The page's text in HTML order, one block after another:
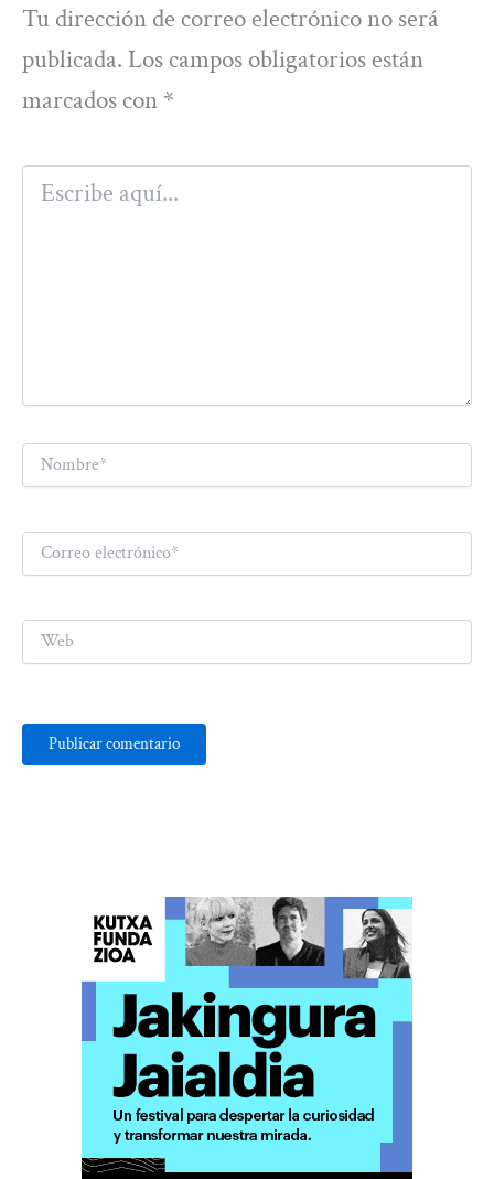
Tu dirección de correo electrónico no será
publicada. Los campos obligatorios están
marcados con *
Escribe
aquí...
Nombre*
Correo
electrónico*
Web